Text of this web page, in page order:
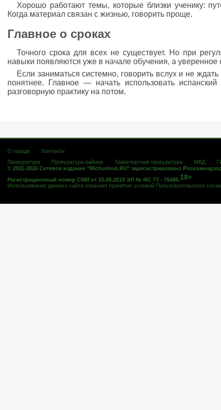
Хорошо работают темы, которые близки ученику:
Когда материал связан с жизнью, говорить проще.
Главное о сроках
Точного срока для всех не существует. Но при
навыки появляются уже в начале обучения, а
Если заниматься системно, говорить вслух и не
понятнее. Главное — начать использовать
разговорную практику на потом.
О городе
Контакты
Прокуратура
Прокуратура района Транспортная прокуратура МВД
© 2011-2026 Сетевое издание "Michurinsk.RU" зарегистрировано
Регистрационный номер СМИ от 15.08.2019 ЭЛ № ФС 77 - 76485.18+
Использование данного сайта означает принятие условий Пользовательского